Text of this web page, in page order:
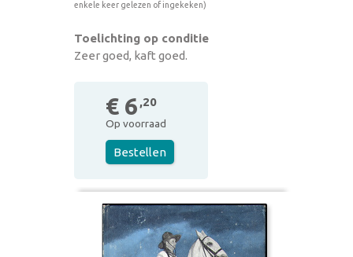
enkele keer gelezen of ingekeken)
Toelichting op conditie
Zeer goed, kaft goed.
€ 6 ,20
Op voorraad
Bestellen